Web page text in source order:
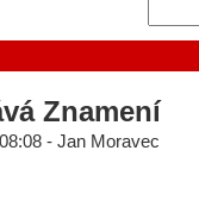
Znamení
- Jan Moravec